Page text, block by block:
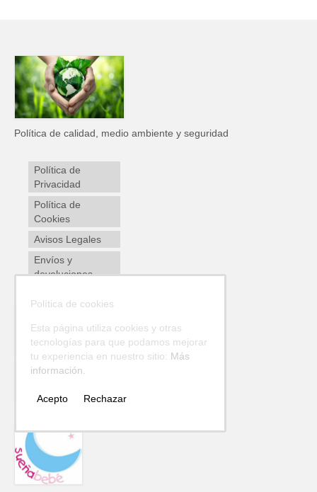
Política de calidad, medio ambiente y seguridad
Política de
Privacidad
Política de
Cookies
Avisos Legales
Envíos y
devoluciones
Política de cookies
Esta página utiliza cookies y otras
tecnologías para que podamos mejorar
tu experiencia en nuestro sitio: Más
información.
Acepto Rechazar